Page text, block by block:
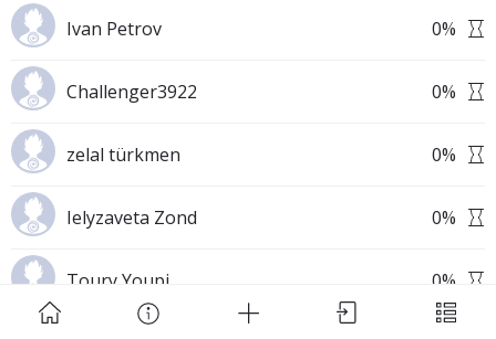
Ivan Petrov 0%
Challenger3922 0%
zelal türkmen 0%
Ielyzaveta Zond 0%
Toury Youpi 0%
Download Challenge Achieved App?
network. Start creating challenges, set goals and
make new habits!
Skip Download App